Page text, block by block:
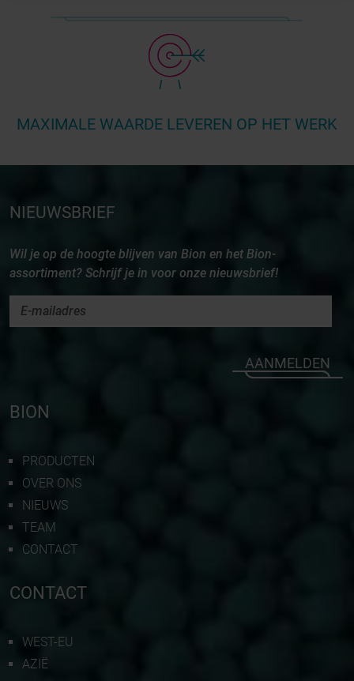
MAXIMALE WAARDE LEVEREN OP HET WERK
NIEUWSBRIEF
Wil je op de hoogte blijven van Bion en het Bion-
assortiment? Schrijf je in voor onze nieuwsbrief!
AANMELDEN
BION
PRODUCTEN
OVER ONS
NIEUWS
TEAM
CONTACT
CONTACT
WEST-EU
AZIË